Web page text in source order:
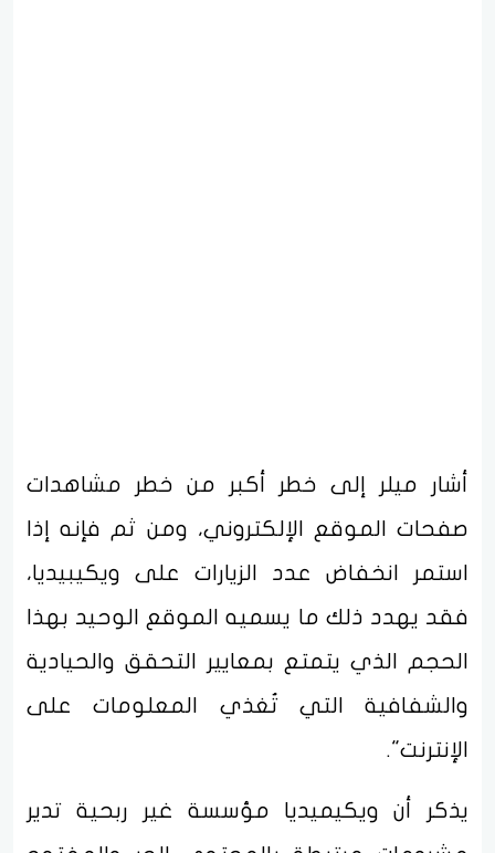
أشار ميلر إلى خطر أكبر من خطر مشاهدات
صفحات الموقع الإلكتروني، ومن ثم فإنه إذا
استمر انخفاض عدد الزيارات على ويكيبيديا،
فقد يهدد ذلك ما يسميه الموقع الوحيد بهذا
الحجم الذي يتمتع بمعايير التحقق والحيادية
والشفافية التي تُغذي المعلومات على
الإنترنت".
يذكر أن ويكيميديا مؤسسة غير ربحية تدير